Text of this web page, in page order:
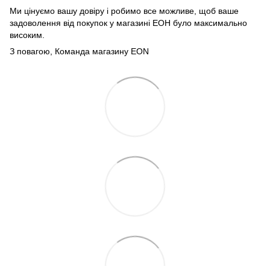
Ми цінуємо вашу довіру і робимо все можливе, щоб ваше
задоволення від покупок у магазині ЕОН було максимально
високим.
З повагою, Команда магазину EON